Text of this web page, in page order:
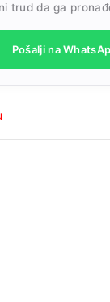
trud da ga
Pošalji na